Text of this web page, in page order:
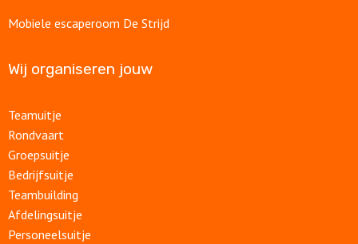
Mobiele escaperoom De Strijd
Wij organiseren jouw
Teamuitje
Rondvaart
Groepsuitje
Bedrijfsuitje
Teambuilding
Afdelingsuitje
Personeelsuitje